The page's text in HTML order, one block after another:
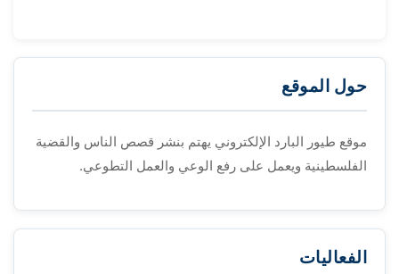
حول الموقع
موقع طيور البارد الإلكتروني يهتم بنشر قصص الناس والقضية
الفلسطينية ويعمل على رفع الوعي والعمل التطوعي.
الفعاليات